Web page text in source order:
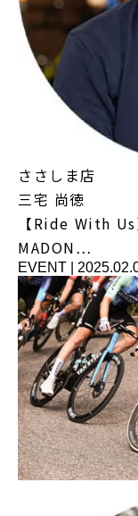
ささしま店
三宅 尚徳
【Ride With
MADON…
EVENT